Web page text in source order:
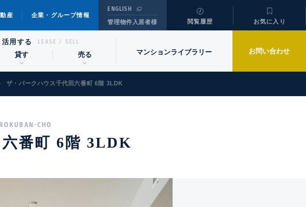
産 企業・グループ情報
ENGLISH
管理物件入居者様
閲覧履歴 お気に入り
活用する LEASE / SELL
貸す 売る マンションライブラリー お問い合わせ
ザ・パークハウス千代田六番町 6階 3LDK
CHO
番町 6階 3LDK